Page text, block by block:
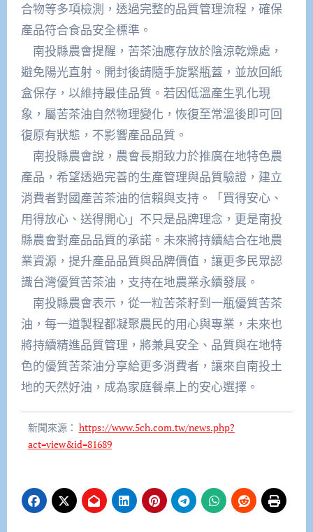
合物等多項檢測，透過完整的品質管理流程，確保
產品符合食品安全標準。
南投縣農會提醒，苦茶油應存放於陰涼乾燥處，
避免陽光直射。開封後請隨手旋緊瓶蓋，並放回紙
盒保存，以維持最佳品質。若因低溫產生乳化現
象，屬苦茶油自然物理變化，恢復至常溫後即可回
復原有狀態，不影響產品品質。
南投縣農會說，農會長期致力於推廣在地特色農
產品，希望透過完善的生產管理與品質驗證，建立
消費者對國產苦茶油的信賴與支持。「買得安心、
用得放心、送得開心」不只是品牌理念，更是南投
縣農會對產品品質的承諾。未來將持續結合在地農
業資源，提升產品品質與品牌價值，讓更多民眾認
識台灣優質苦茶油，支持在地農業永續發展。
南投縣農會表示，從一粒苦茶籽到一瓶優質苦茶
油，每一道製程都凝聚農民的用心與專業，未來也
將持續精進品質管理，將兼具安全、品質與在地特
色的優質苦茶油分享給更多消費者，讓來自南投土
地的天然好油，成為家庭餐桌上的安心選擇。
新聞來源： https://www.5ch.com.tw/news.php?
act=view&id=81689